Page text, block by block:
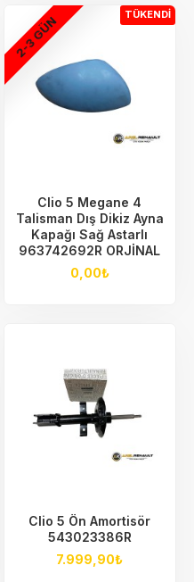
TÜKENDI
2-3 GÜN
Clio 5 Megane 4
Talisman Dış Dikiz Ayna
Kapağı Sağ Astarlı
963742692R ORJİNAL
0,00₺
Clio 5 Ön Amortisör
543023386R
7.999,90₺